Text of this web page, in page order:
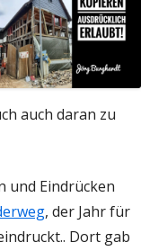
auch daran zu
und Eindrücken
, der Jahr für
Dort gab